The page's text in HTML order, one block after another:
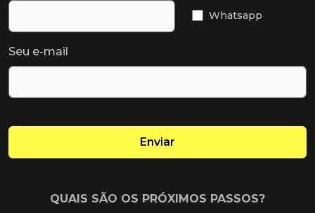
Whatsapp
Seu e-mail
Enviar
QUAIS SÃO OS PRÓXIMOS PASSOS?